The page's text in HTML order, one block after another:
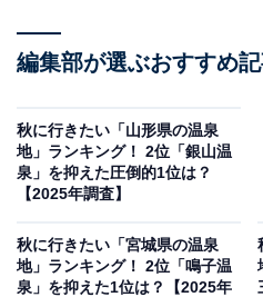
ので、お酒も美味しい」（50
温泉街の足湯や手湯を巡りな
楽しめるから」（50代男性／
新米をめいいっぱい食べたい
県）、「月岡温泉のお湯は肌
編集部が選ぶおすすめ
秋に行きたい「山形県の温泉
地」ランキング！ 2位「銀山温
泉」を抑えた圧倒的1位は？
【2025年調査】
秋に行きたい「宮城県の温泉
地」ランキング！ 2位「鳴子温
泉」を抑えた1位は？【2025年